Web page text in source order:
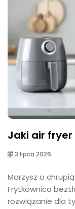
Jaki air fryer
3 lipca 2026
Marzysz o
Frytkownica
rozwiązanie dla